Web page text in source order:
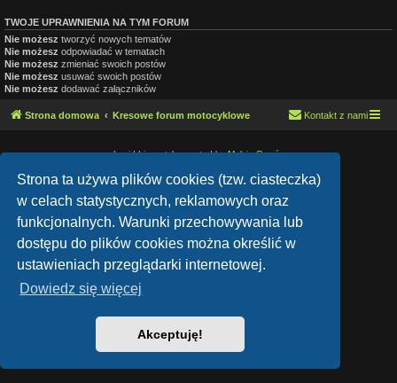
Strona ta używa plików cookies (tzw. ciasteczka)
w celach statystycznych, reklamowych oraz
funkcjonalnych. Warunki przechowywania lub
dostępu do plików cookies można określić w
ustawieniach przeglądarki internetowej.
Dowiedz się więcej
Akceptuję!
TWOJE UPRAWNIENIA NA TYM FORUM
Nie możesz tworzyć nowych tematów
Nie możesz odpowiadać w tematach
Nie możesz zmieniać swoich postów
Nie możesz usuwać swoich postów
Nie możesz dodawać załączników
Strona domowa Kresowe forum motocyklowe Kontakt z nami
Lucid Lime style created byMelvin García
Style Version: 1.1.9
Technologię dostarczaphpBB® Forum Software © phpBB Limited
Polski pakiet językowy dostarczaphpBB.pl
Zasady ochrony danych osobowych |Regulamin